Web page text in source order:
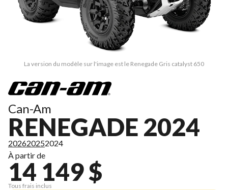
La version du modèle sur l'image est le Renegade Gris catalyst 650
Can-Am
RENEGADE 2024
202620252024
À partir de
14 149 $
Tous frais inclus